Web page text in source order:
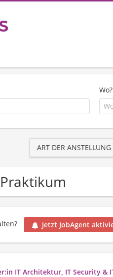
Wo?
ART DER ANSTELLUNG
Jetzt JobAgent
IT Architektur, IT Security &